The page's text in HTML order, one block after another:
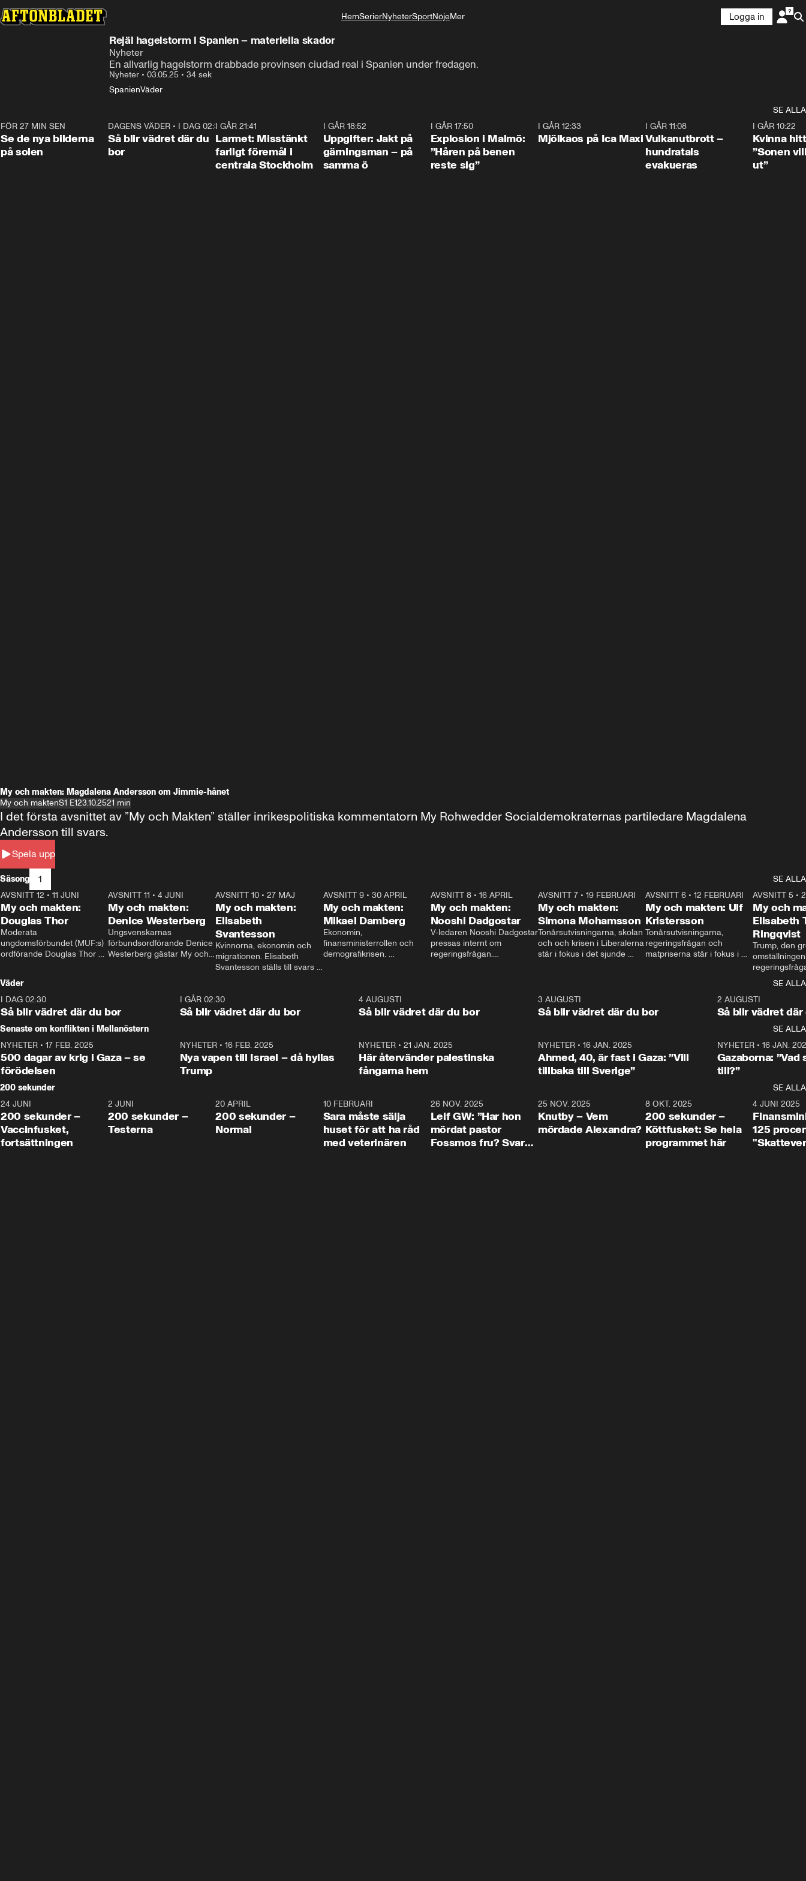
HemSerierNyheterSportNöjeMer
Logga in
Rejäl hagelstorm i Spanien – materiella skador
Nyheter
En allvarlig hagelstorm drabbade provinsen ciudad real i Spanien under fredagen.
Nyheter • 03.05.25 • 34 sek
SpanienVäder
SE ALLA
FÖR 27 MIN SEN
Se de nya bilderna
på solen
1:06
DAGENS VÄDER • I DAG 02:30
Så blir vädret där du
bor
I GÅR 21:41
Larmet: Misstänkt
farligt föremål i
centrala Stockholm
I GÅR 18:52
Uppgifter: Jakt på
gärningsman – på
samma ö
I GÅR 17:50
Explosion i Malmö:
”Håren på benen
reste sig”
I GÅR 12:33
Mjölkaos på Ica Maxi
I GÅR 11:08
Vulkanutbrott –
hundratals
evakueras
I GÅR 10:22
Kvinna
”Sonen
ut”
My och makten: Magdalena Andersson om Jimmie-hånet
My och maktenS1 E123.10.2521 min
Spela upp
I det första avsnittet av ”My och Makten” ställer inrikespolitiska kommentatorn My Rohwedder Socialdemokraternas partiledare Magdalena
Andersson till svars.
Säsong 1
SE ALLA
26:27
AVSNITT 12 • 11 JUNI
My och makten:
Douglas Thor
Moderata
ungdomsförbundet (MUF:s)
ordförande Douglas Thor
tonårsutvisningarna och hur
Moderaterna ska locka
väljare till valet i höst.
23:40
AVSNITT 11 •4 JUNI
My och makten:
Denice Westerberg
Ungsvenskarnas
förbundsordförande Denice
Westerberg gästar My och
AVSNITT 10 •27 MAJ
My och makten:
Elisabeth
Svantesson
Kvinnorna, ekonomin och
migrationen. Elisabeth
Svantesson ställs till svars
AVSNITT 9• 30 APRIL
My och makten:
Mikael Damberg
Ekonomin,
finansministerrollen och
demografikrisen.
och Makten.
AVSNITT 8• 16 APRIL
My och makten:
Nooshi Dadgostar
V-ledaren Nooshi Dadgostar
pressas internt om
regeringsfrågan.
– Vi ställer upp i val. Ska vi
vara med så sitter vi förstås
24:30
AVSNITT 7• 19 FEBRUARI
My och makten:
Simona Mohamsson
Tonårsutvisningarna, skolan
och och krisen i Liberalerna
står i fokus i det sjunde
kommentator My
Rohwedder ställer
utbildnings- och
Mohamsson till svars.
27:30
AVSNITT 6 •12 FEBRUARI
My och makten: Ulf
Kristersson
Tonårsutvisningarna,
regeringsfrågan och
matpriserna står i fokus i
Rohwedder ställer
statsminister Ulf Kristersson
AVSNITT 5 •
My och
Elisabeth
Ringqvist
Trump, den
centrum i
avsnittet av
Makten”. Se
Aftonbladets
Rohwedder
Thand Ring
Väder
SE ALLA
I DAG 02:30
Så blir vädret där du bor
1:06
I GÅR 02:30
Så blir vädret där du bor
4 AUGUSTI
Så blir vädret där du bor
3 AUGUSTI
Så blir vädret där du bor
2 AUGUSTI
Så blir vädret där
Senaste om konflikten i Mellanöstern
SE ALLA
NYHETER • 17 FEB. 2025
500 dagar av krig i Gaza – se
förödelsen
NYHETER• 16 FEB. 2025
Nya vapen till Israel – då hyllas
Trump
NYHETER •21 JAN. 2025
Här återvänder palestinska
fångarna hem
NYHETER• 16 JAN. 2025
Ahmed, 40, är fast i Gaza: ”Vill
tillbaka till Sverige”
NYHETER• 16 JAN.
Gazaborna:
till?”
200 sekunder
SE ALLA
5:00
24 JUNI
200 sekunder –
Vaccinfusket,
fortsättningen
4:23
2 JUNI
200 sekunder –
Testerna
20 APRIL
200 sekunder –
Normal
10 FEBRUARI
Sara måste sälja
huset för att ha råd
med veterinären
26 NOV. 2025
Leif GW: ”Har hon
mördat pastor
Fossmos fru? Svar
31:05
25 NOV. 2025
Knutby – Vem
mördade Alexandra?
4:29
8 OKT. 2025
200 sekunder –
Köttfusket: Se hela
programmet här
4 JUNI 2025
125